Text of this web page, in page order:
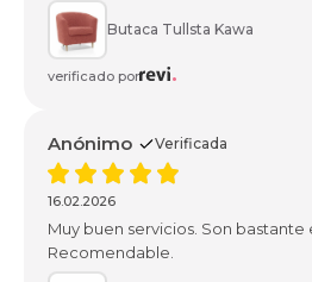
cliente, comprometió mi decisión
positivoButaca Tullsta Kawa
verificado por
Anónimo Verificada
16.02.2026
Muy buen servicios. Son bastante
Recomendable.